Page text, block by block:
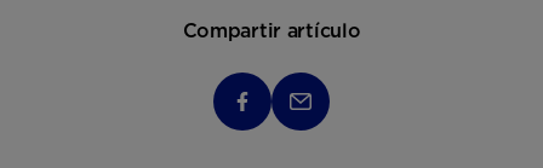
Compartir artículo